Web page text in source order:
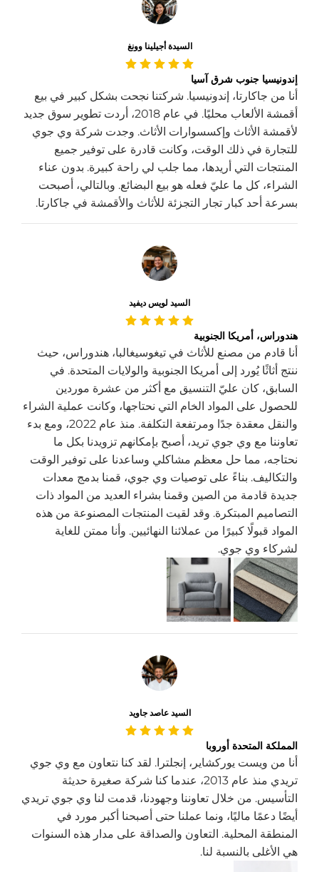
السيدة أجيلينا وونغ
إندونيسيا جنوب شرق آسيا
أنا من جاكارتا، إندونيسيا. شركتنا نجحت بشكل كبير في بيع
أقمشة الألعاب محليًا. في عام 2018، أردت تطوير سوق جديد
لأقمشة الأثاث وإكسسوارات الأثاث. وجدت شركة وي جوي
للتجارة في ذلك الوقت، وكانت قادرة على توفير جميع
المنتجات التي أريدها، مما جلب لي راحة كبيرة. بدون عناء
الشراء، كل ما عليّ فعله هو بيع البضائع. وبالتالي، أصبحت
بسرعة أحد كبار تجار التجزئة للأثاث والأقمشة في جاكارتا.
السيد لويس ديفيد
هندوراس، أمريكا الجنوبية
أنا قادم من مصنع للأثاث في تيغوسيغالبا، هندوراس، حيث
ننتج أثاثًا يُورد إلى أمريكا الجنوبية والولايات المتحدة. في
السابق، كان عليّ التنسيق مع أكثر من عشرة موردين
للحصول على المواد الخام التي نحتاجها، وكانت عملية الشراء
والنقل معقدة جدًا ومرتفعة التكلفة. منذ عام 2022، ومع بدء
تعاوننا مع وي جوي تريد، أصبح بإمكانهم تزويدنا بكل ما
نحتاجه، مما حل معظم مشاكلي وساعدنا على توفير الوقت
والتكاليف. بناءً على توصيات وي جوي، قمنا بدمج معدات
جديدة قادمة من الصين وقمنا بشراء العديد من المواد ذات
التصاميم المبتكرة. وقد لقيت المنتجات المصنوعة من هذه
المواد قبولًا كبيرًا من عملائنا النهائيين. وأنا ممتن للغاية
لشركاء وي جوي.
السيد عاصد جاويد
المملكة المتحدة أوروبا
أنا من ويست يوركشاير، إنجلترا. لقد كنا نتعاون مع وي جوي
تريدي منذ عام 2013، عندما كنا شركة صغيرة حديثة
التأسيس. من خلال تعاوننا وجهودنا، قدمت لنا وي جوي تريدي
أيضًا دعمًا ماليًا، ونما عملنا حتى أصبحنا أكبر مورد في
المنطقة المحلية. التعاون والصداقة على مدار هذه السنوات
هي الأغلى بالنسبة لنا.